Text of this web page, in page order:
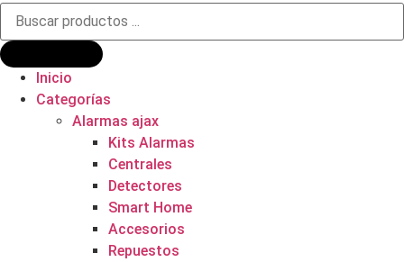
Búsqueda
productos
Inicio
Categorías
Alarmas ajax
Kits Alarmas
Centrales
Detectores
Smart Home
Accesorios
Repuestos